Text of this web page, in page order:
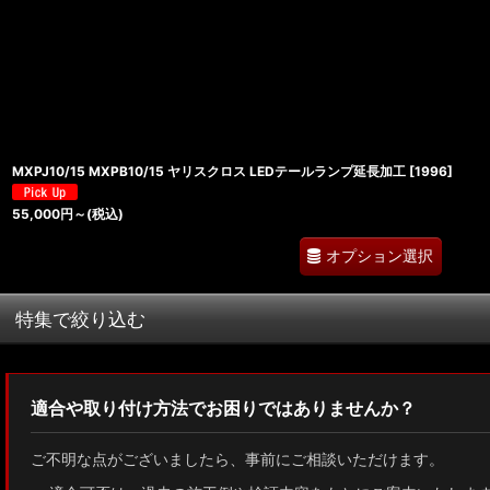
MXPJ10/15 MXPB10/15 ヤリスクロス LEDテールランプ延長加工 [1996]
55,000円 ～ (税込)
オプション選択
特集で絞り込む
ZN8 GR86
適合や取り付け方法でお困りではありませんか？
ご不明な点がございましたら、事前にご相談いただけます。